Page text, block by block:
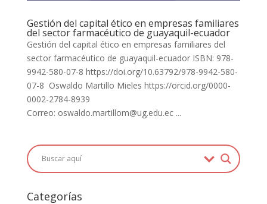
Gestión del capital ético en empresas familiares
del sector farmacéutico de guayaquil-ecuador
Gestión del capital ético en empresas familiares del
sector farmacéutico de guayaquil-ecuador ISBN: 978-
9942-580-07-8 https://doi.org/10.63792/978-9942-580-
07-8 Oswaldo Martillo Mieles https://orcid.org/0000-
0002-2784-8939
Correo: oswaldo.martillom@ug.edu.ec ...
Categorías